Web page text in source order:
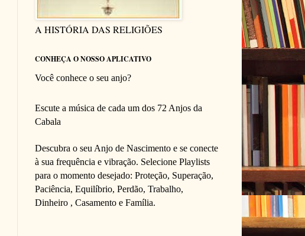
A HISTÓRIA DAS RELIGIÕES
CONHEÇA O NOSSO APLICATIVO
Você conhece o seu anjo?
Escute a música de cada um dos 72 Anjos da
Cabala
Descubra o seu Anjo de Nascimento e se conecte
à sua frequência e vibração. Selecione Playlists
para o momento desejado: Proteção, Superação,
Paciência, Equilíbrio, Perdão, Trabalho,
Dinheiro , Casamento e Família.